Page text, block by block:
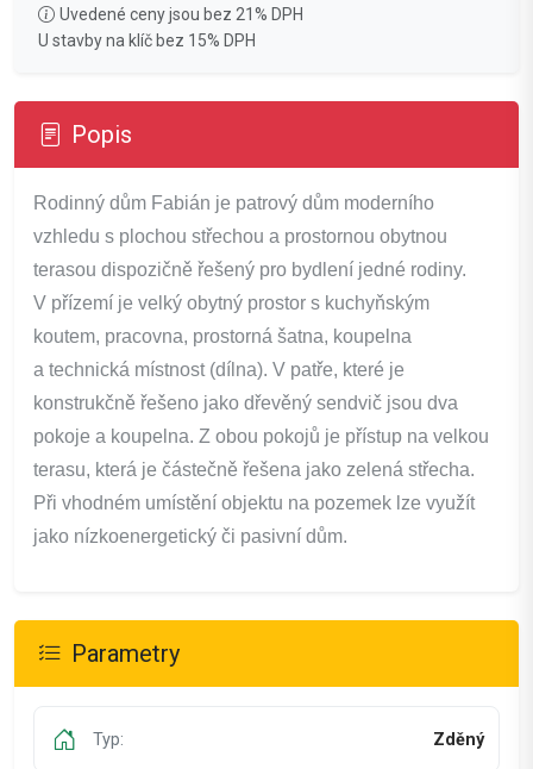
Uvedené ceny jsou bez 21% DPH
U stavby na klíč bez 15% DPH
Popis
Rodinný dům Fabián je patrový dům moderního
vzhledu s plochou střechou a prostornou obytnou
terasou dispozičně řešený pro bydlení jedné rodiny.
V přízemí je velký obytný prostor s kuchyňským
koutem, pracovna, prostorná šatna, koupelna
a technická místnost (dílna). V patře, které je
konstrukčně řešeno jako dřevěný sendvič jsou dva
pokoje a koupelna. Z obou pokojů je přístup na velkou
terasu, která je částečně řešena jako zelená střecha.
Při vhodném umístění objektu na pozemek lze využít
jako nízkoenergetický či pasivní dům.
Parametry
Typ: Zděný